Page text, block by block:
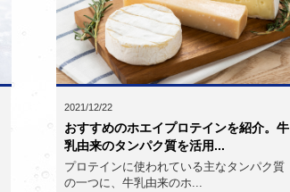
2021/12/22
おすすめのホエイプロテインを紹介。牛
乳由来のタンパク質を活用...
プロテインに使われている主なタンパク質
の一つに、牛乳由来のホ...